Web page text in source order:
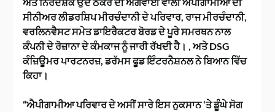
ਸੀਨੀਅਰ ਲੀਡਰਸ਼ਿਪ ਮੀਰਚੰਦਾਨੀ ਦੇ ਪਰਿਵਾਰ, ਰਾਜ ਮੀਰਚੰਦਾਨੀ,
ਵਰਲਿਨਵੈਸਟ ਸਮੇਤ ਡਾਇਰੈਕਟਰ ਬੋਰਡ ਦੇ ਪੂਰੇ ਸਮਰਥਨ ਨਾਲ
ਕੰਪਨੀ ਦੇ ਰੋਜ਼ਾਨਾ ਦੇ ਕੰਮਕਾਜ ਨੂੰ ਜਾਰੀ ਰੱਖਦੀ ਹੈ। , ਅਤੇ DSG
ਕੰਜ਼ਿਊਮਰ ਪਾਰਟਨਰਜ਼, ਡਰੱਮਸ ਫੂਡ ਇੰਟਰਨੈਸ਼ਨਲ ਨੇ ਬਿਆਨ ਵਿੱਚ
ਕਿਹਾ।
“ਐਪੀਗਾਮੀਆ ਪਰਿਵਾਰ ਦੇ ਅਸੀਂ ਸਾਰੇ ਇਸ ਨੁਕਸਾਨ ‘ਤੇ ਡੂੰਘੇ ਸੋਗ